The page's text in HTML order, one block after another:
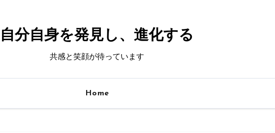
自分自身を発見し、進化する
共感と笑顔が待っています
Home